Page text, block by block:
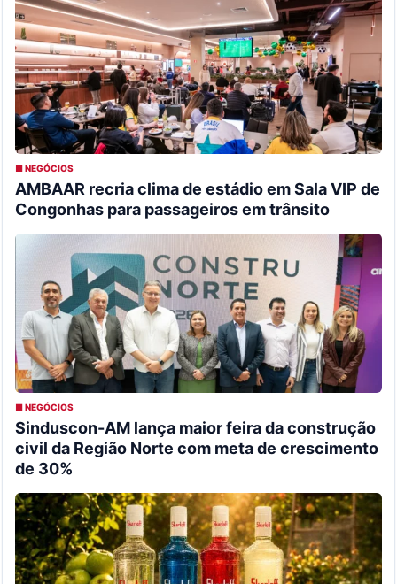
■ NEGÓCIOS
AMBAAR recria clima de estádio em Sala VIP de
Congonhas para passageiros em trânsito
■ NEGÓCIOS
Sinduscon-AM lança maior feira da construção
civil da Região Norte com meta de crescimento
de 30%